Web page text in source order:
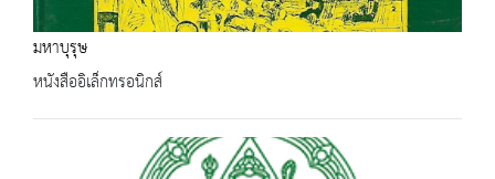
มหาบุรุษ
หนังสืออิเล็กทรอนิกส์